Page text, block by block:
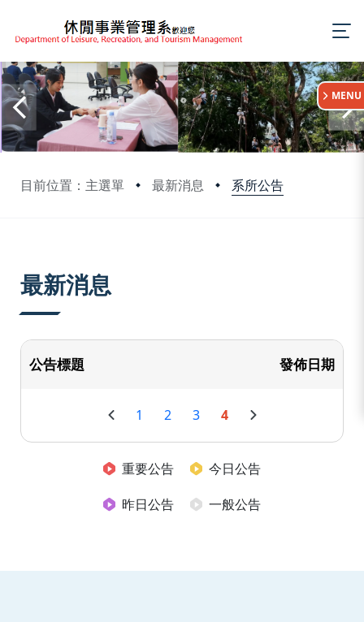
目前位置：主選單 最新消息 系所公告
:::
MENU
最新消息
公告標題 發佈日期
1 2 3 4
重要公告
今日公告
昨日公告
一般公告